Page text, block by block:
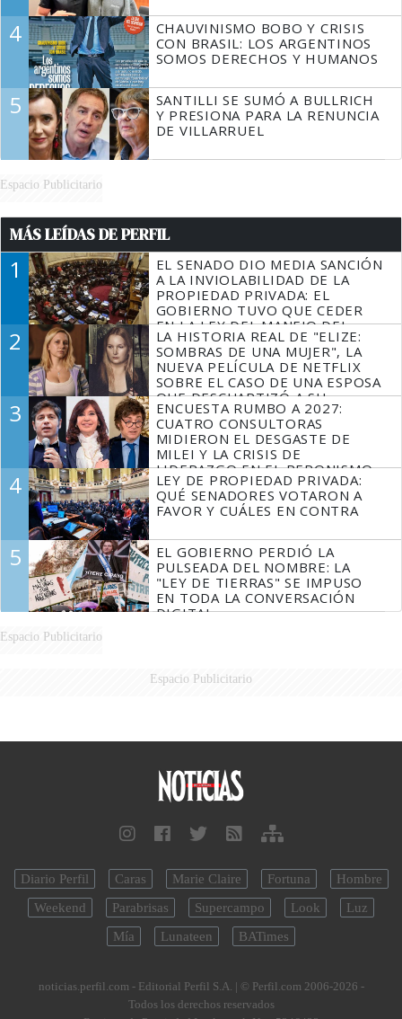
4
CHAUVINISMO BOBO Y CRISIS
CON BRASIL: LOS ARGENTINOS
SOMOS DERECHOS Y HUMANOS
5
SANTILLI SE SUMÓ A BULLRICH
Y PRESIONA PARA LA RENUNCIA
DE VILLARRUEL
Espacio Publicitario
MÁS LEÍDAS DE PERFIL
1
EL SENADO DIO MEDIA SANCIÓN
A LA INVIOLABILIDAD DE LA
PROPIEDAD PRIVADA: EL
GOBIERNO TUVO QUE CEDER
EN LA LEY DEL MANEJO DEL
FUEGO
2
LA HISTORIA REAL DE "ELIZE:
SOMBRAS DE UNA MUJER", LA
NUEVA PELÍCULA DE NETFLIX
SOBRE EL CASO DE UNA ESPOSA
QUE DESCUARTIZÓ A SU
MARIDO
3
ENCUESTA RUMBO A 2027:
CUATRO CONSULTORAS
MIDIERON EL DESGASTE DE
MILEI Y LA CRISIS DE
LIDERAZGO EN EL PERONISMO
4
LEY DE PROPIEDAD PRIVADA:
QUÉ SENADORES VOTARON A
FAVOR Y CUÁLES EN CONTRA
5
EL GOBIERNO PERDIÓ LA
PULSEADA DEL NOMBRE: LA
"LEY DE TIERRAS" SE IMPUSO
EN TODA LA CONVERSACIÓN
DIGITAL
Espacio Publicitario
Espacio Publicitario
Diario Perfil Caras Marie Claire Fortuna
Hombre
Weekend
Parabrisas Supercampo Look
Luz
Mía
Lunateen BATimes
noticias.perfil.com - Editorial Perfil S.A. | © Perfil.com 2006-2026 -
Todos los derechos reservados